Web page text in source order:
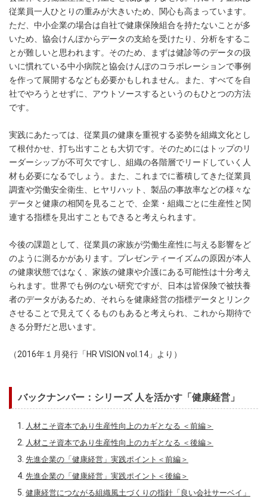
従業員一人ひとりの重みが大きいため、関心も高まっています。
ただ、中小企業の場合は自社で健康保険組合を持たないことが多
いため、協会けんぽからデータの支給を受けたり、分析をするこ
とが難しいと思われます。そのため、まずは健診等のデータの扱
いに慣れている中小病院と協会けんぽのコラボレーションで事例
を作って展開するなども必要かもしれません。また、すべてを自
社でやろうとせずに、アウトソースするというのもひとつの方法
です。
実践にあたっては、従業員の健康を重視する姿勢を組織文化とし
て根付かせ、打ち出すことも大切です。そのためにはトップのリ
ーダーシップが不可欠ですし、組織の各階層でリードしていく人
材も必要になるでしょう。また、これまでに蓄積してきた従業員
調査や労働安全衛生、ヒヤリハット、製品の事故率などの様々な
データと健康の相関を見ることで、企業・組織ごとに生産性と関
連する指標を見出すこともできると考えられます。
今後の課題として、従業員の家族が労働生産性に与える影響をど
のように測るかがあります。プレゼンティーイズムの原因が本人
の健康状態ではなく、家族の健康や介護にある可能性は十分考え
られます。世界でも例のない研究ですが、日本は皆保険で被扶養
者のデータがあるため、それらを健康経営の指標データとリンク
させることで見えてくるものもあると考えられ、これから期待で
きる分野だと思います。
（2016年１月発行「HR VISION vol.14」より）
バックナンバー：シリーズ 人を活かす「健康経営」
人材こそ資本であり生産性向上のカギとなる ＜前編＞
人材こそ資本であり生産性向上のカギとなる ＜後編＞
先進企業の「健康経営」実践ポイント＜前編＞
先進企業の「健康経営」実践ポイント＜後編＞
健康経営につながる組織風土づくりの指針「良い会社サーベイ」